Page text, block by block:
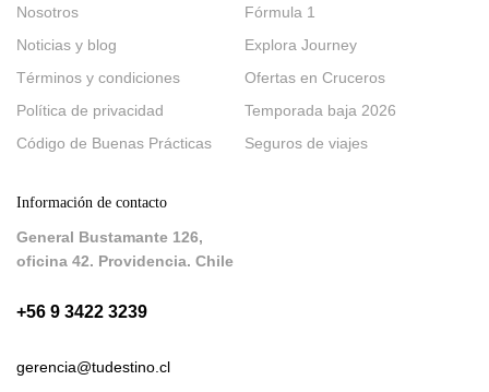
Nosotros
Noticias y blog
Términos y condiciones
Política de privacidad
Código de Buenas Prácticas
Fórmula 1
Explora Journey
Ofertas en Cruceros
Temporada baja 2026
Seguros de viajes
Información de contacto
General Bustamante 126,
oficina 42. Providencia. Chile
+56 9 3422 3239
gerencia@tudestino.cl